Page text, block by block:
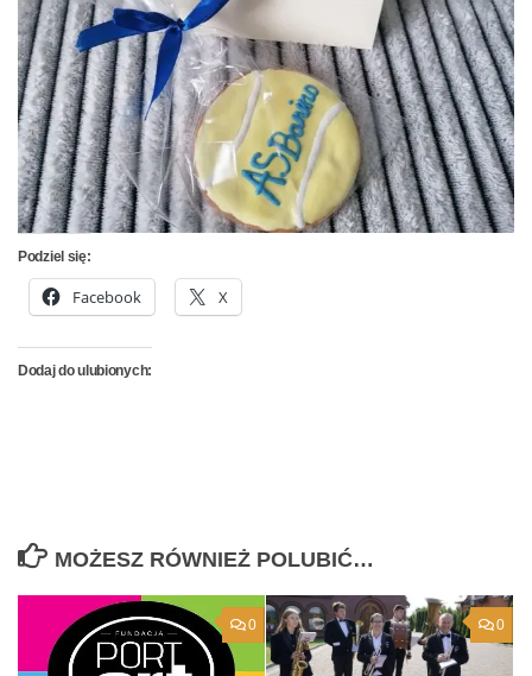
Podziel się:
Facebook X
Dodaj do ulubionych:
MOŻESZ RÓWNIEŻ POLUBIĆ…
0 0